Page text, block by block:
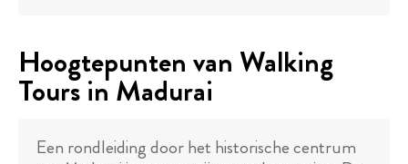
Hoogtepunten van Walking
Tours in Madurai
Een rondleiding door het historische centrum